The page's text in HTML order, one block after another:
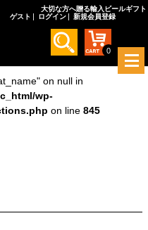
wp-
on line 845
on null in
wp-
on line 845
大切な方へ贈る輸入ビールギフト
ゲスト
ログイン 新規会員登録
0
メ
ニ